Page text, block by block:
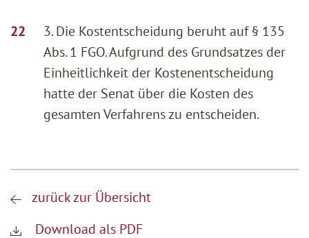
3. Die Kostentscheidung beruht auf § 135
Abs. 1 FGO. Aufgrund des Grundsatzes der
Einheitlichkeit der Kostenentscheidung
hatte der Senat über die Kosten des
gesamten Verfahrens zu entscheiden.
zurück zur Übersicht
Download als PDF